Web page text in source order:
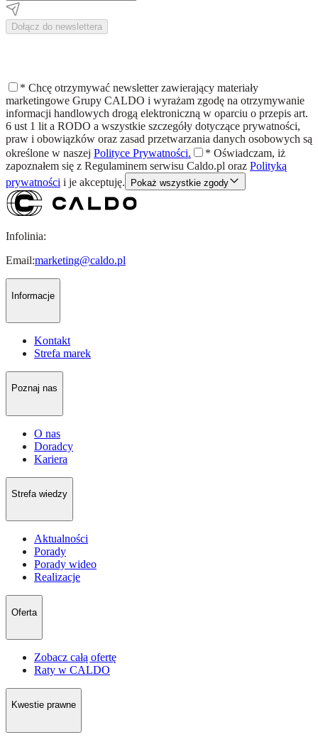
Dołącz do newslettera
* Chcę otrzymywać newsletter zawierający materiały
marketingowe Grupy CALDO i wyrażam zgodę na otrzymywanie
informacji handlowych drogą elektroniczną w oparciu o przepis art.
6 ust 1 lit a RODO a wszystkie szczegóły dotyczące prywatności,
praw i obowiązków oraz zasad przetwarzania danych osobowych są
określone w naszej Polityce Prywatności. * Oświadczam, iż
zapoznałem się z Regulaminem serwisu Caldo.pl oraz Polityką
prywatności i je akceptuję. Pokaż wszystkie zgody
Infolinia:
Email:marketing@caldo.pl
Informacje
Kontakt
Strefa marek
Poznaj nas
O nas
Doradcy
Kariera
Strefa wiedzy
Aktualności
Porady
Porady wideo
Realizacje
Oferta
Zobacz całą ofertę
Raty w CALDO
Kwestie prawne